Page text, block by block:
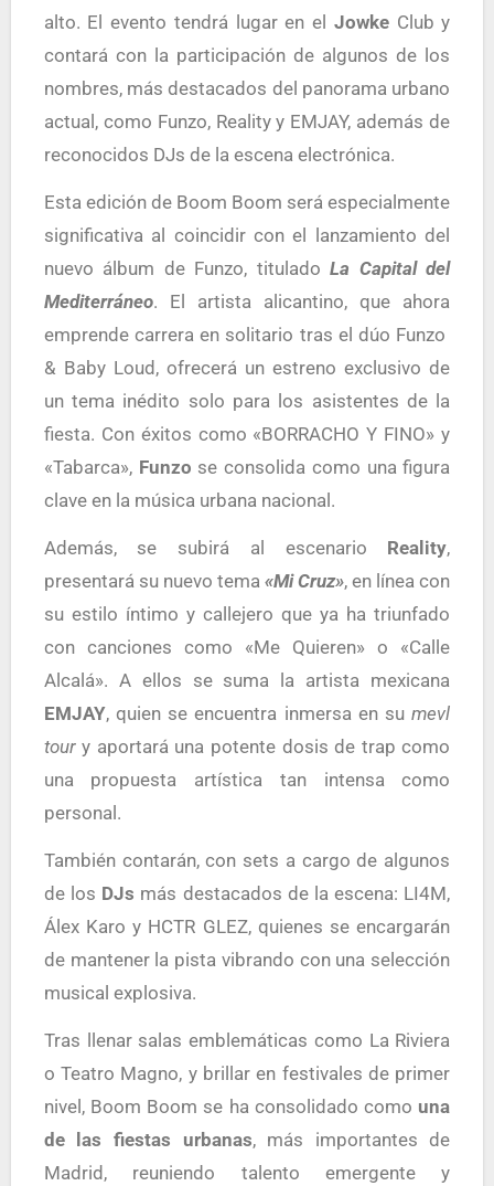
alto. El evento tendrá lugar en el JowkeClub y
contará con la participación de algunos de los
nombres, más destacados del panorama urbano
actual, como Funzo, Reality y EMJAY, además de
reconocidos DJs de la escena electrónica.
Esta edición de Boom Boom será especialmente
significativa al coincidir con el lanzamiento del
nuevo álbum de Funzo, tituladoLa Capital del
Mediterráneo. El artista alicantino, que ahora
emprende carrera en solitario tras el dúo Funzo
& Baby Loud, ofrecerá un estreno exclusivo de
un tema inédito solo para los asistentes de la
fiesta. Con éxitos como «BORRACHO Y FINO» y
«Tabarca», Funzo se consolida como una figura
clave en la música urbana nacional.
Además, se subirá al escenario Reality,
presentará su nuevo tema «Mi Cruz», en línea con
su estilo íntimo y callejero que ya ha triunfado
con canciones como «Me Quieren» o «Calle
Alcalá». A ellos se suma la artista mexicana
EMJAY, quien se encuentra inmersa en sumevl
toury aportará una potente dosis de trap como
una propuesta artística tan intensa como
personal.
También contarán, con sets a cargo de algunos
de los DJs más destacados de la escena: LI4M,
Álex Karo y HCTR GLEZ, quienes se encargarán
de mantener la pista vibrando con una selección
musical explosiva.
Tras llenar salas emblemáticas como La Riviera
o Teatro Magno, y brillar en festivales de primer
nivel, Boom Boom se ha consolidado como una
de las fiestas urbanas, más importantes de
Madrid, reuniendo talento emergente y